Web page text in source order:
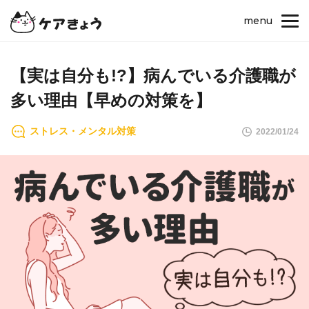
menu
【実は自分も!?】病んでいる介護職が
多い理由【早めの対策を】
ストレス・メンタル対策 2022/01/24